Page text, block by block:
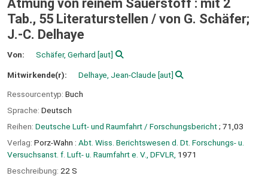
Atmung von reinem Sauerstoff : mit 2
Tab., 55 Literaturstellen / von G. Schäfer;
J.-C. Delhaye
Von: Schäfer, Gerhard [aut]
Mitwirkende(r): Delhaye, Jean-Claude [aut]
Ressourcentyp: Buch
Sprache: Deutsch
Reihen: Deutsche Luft- und Raumfahrt / Forschungsbericht; 71,03
Verlag: Porz-Wahn : Abt. Wiss. Berichtswesen d. Dt. Forschungs- u.
Versuchsanst. f. Luft- u. Raumfahrt e. V., DFVLR, 1971
Beschreibung: 22 S